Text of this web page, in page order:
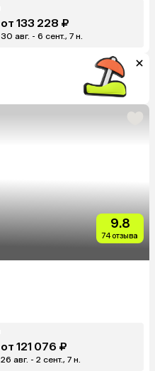
от 133 228 ₽
30 авг. - 6 сент., 7 н.
9.8
74 отзыва
от 121 076 ₽
26 авг. - 2 сент., 7 н.